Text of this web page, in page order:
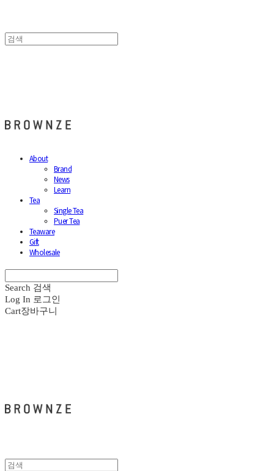
About
Brand
News
Learn
Tea
Single Tea
Puer Tea
Teaware
Gift
Wholesale
Search 검색
Log In 로그인
Cart장바구니